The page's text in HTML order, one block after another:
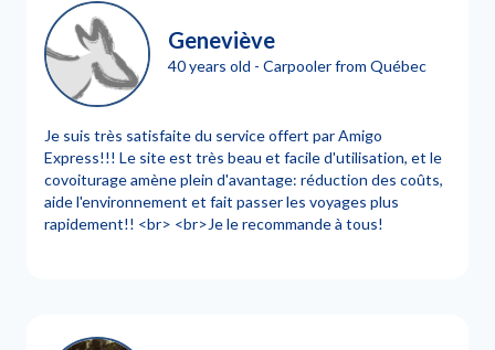
Geneviève
40 years old - Carpooler from Québec
Je suis très satisfaite du service offert par Amigo
Express!!! Le site est très beau et facile d'utilisation, et le
covoiturage amène plein d'avantage: réduction des coûts,
aide l'environnement et fait passer les voyages plus
rapidement!! <br> <br>Je le recommande à tous!